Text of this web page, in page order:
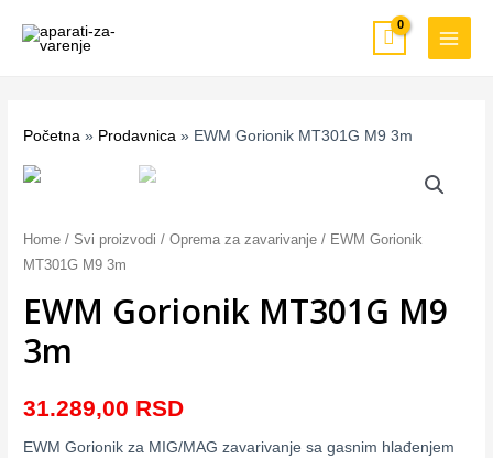
MAIN
Početna » Prodavnica » EWM Gorionik MT301G M9 3m
Home / Svi proizvodi /Oprema za zavarivanje / EWM Gorionik
MT301G M9 3m
EWM Gorionik MT301G M9
3m
31.289,00 RSD
EWM Gorionik za MIG/MAG zavarivanje sa gasnim hlađenjem
EWM
M9
3m
quantity